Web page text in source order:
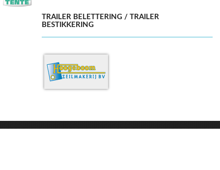
TRAILER BELETTERING / TRAILER
BESTIKKERING